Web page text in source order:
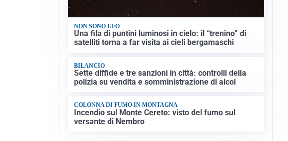
NON SONO UFO
Una fila di puntini luminosi in cielo: il “trenino” di
satelliti torna a far visita ai cieli bergamaschi
BILANCIO
Sette diffide e tre sanzioni in città: controlli della
polizia su vendita e somministrazione di alcol
COLONNA DI FUMO IN MONTAGNA
Incendio sul Monte Cereto: visto del fumo sul
versante di Nembro